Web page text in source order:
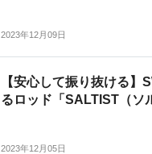
2023年12月09日
【安心して振り抜ける】
るロッド「SALTIST（ソ
2023年12月05日